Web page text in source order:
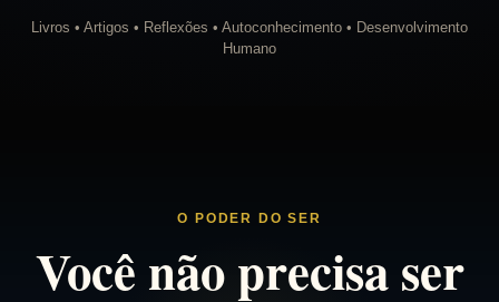
Livros • Artigos • Reflexões • Autoconhecimento • Desenvolvimento
Humano
O PODER DO SER
Você não precisa ser